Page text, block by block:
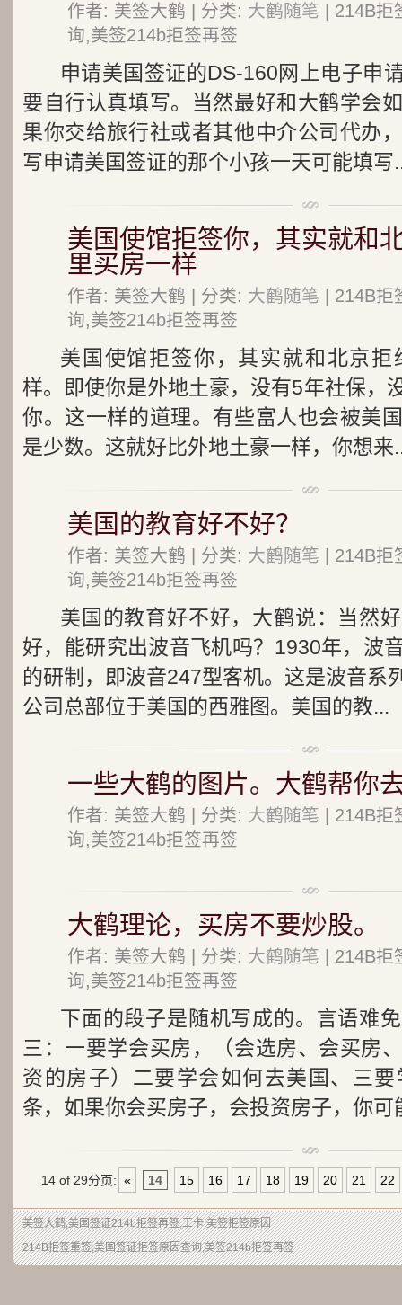
作者: 美签大鹤 | 分类: 大鹤随笔 | 214B
询,美签214b拒签再签
申请美国签证的DS-160网上电子申
要自行认真填写。当然最好和大鹤学会
果你交给旅行社或者其他中介公司代办
写申请美国签证的那个小孩一天可能填写
美国使馆拒签你，其实就和
里买房一样
作者: 美签大鹤 | 分类: 大鹤随笔 | 214B
询,美签214b拒签再签
美国使馆拒签你，其实就和北京
样。即使你是外地土豪，没有5年社保，
你。这一样的道理。有些富人也会被美
是少数。这就好比外地土豪一样，你想来
美国的教育好不好？
作者: 美签大鹤 | 分类: 大鹤随笔 | 214B
询,美签214b拒签再签
美国的教育好不好，大鹤说：当然
好，能研究出波音飞机吗？1930年，波
的研制，即波音247型客机。这是波音系
公司总部位于美国的西雅图。美国的教...
一些大鹤的图片。大鹤帮你
作者: 美签大鹤 | 分类: 大鹤随笔 | 214B
询,美签214b拒签再签
大鹤理论，买房不要炒股。
作者: 美签大鹤 | 分类: 大鹤随笔 | 214B
询,美签214b拒签再签
下面的段子是随机写成的。言语难
三：一要学会买房，（会选房、会买房
资的房子）二要学会如何去美国、三
条，如果你会买房子，会投资房子，你可
14 of 29分页: « 14 15 16 17 18 19 20 21 22
美签大鹤,美国签证214b拒签再签,工卡,美签拒签原因
214B拒签重签,美国签证拒签原因查询,美签214b拒签再签